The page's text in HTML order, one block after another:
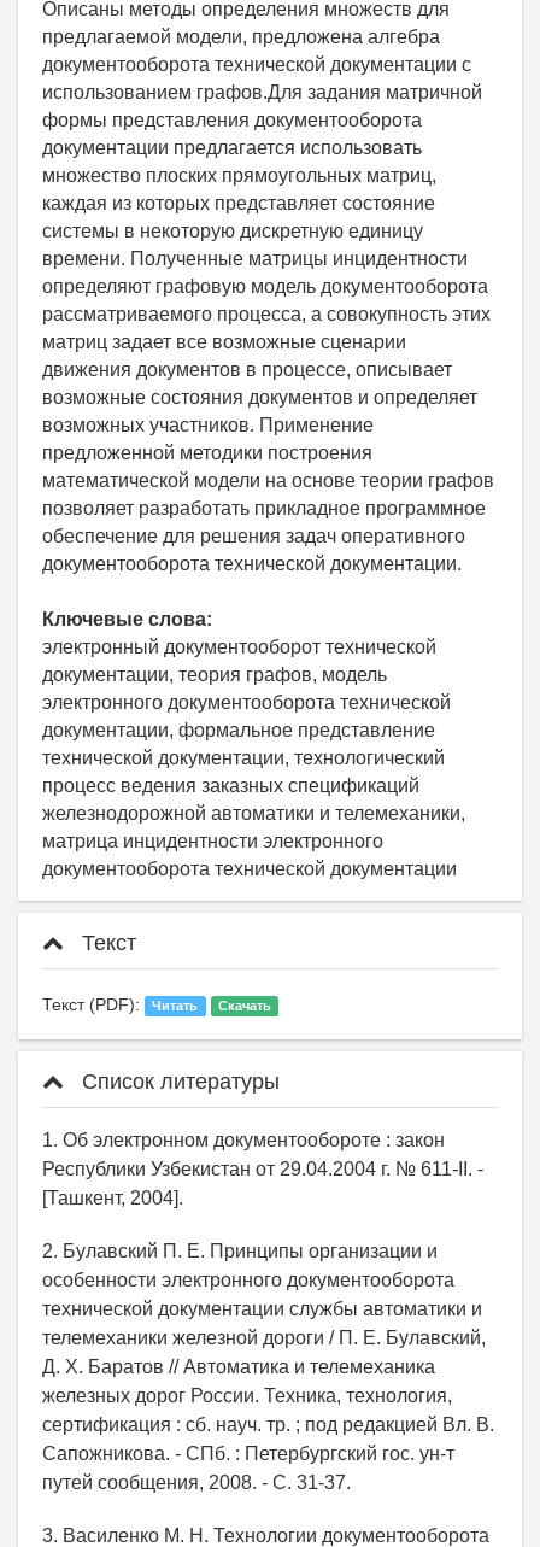
Описаны методы определения множеств для
предлагаемой модели, предложена алгебра
документооборота технической документации с
использованием графов.Для задания матричной
формы представления документооборота
документации предлагается использовать
множество плоских прямоугольных матриц,
каждая из которых представляет состояние
системы в некоторую дискретную единицу
времени. Полученные матрицы инцидентности
определяют графовую модель документооборота
рассматриваемого процесса, а совокупность этих
матриц задает все возможные сценарии
движения документов в процессе, описывает
возможные состояния документов и определяет
возможных участников. Применение
предложенной методики построения
математической модели на основе теории графов
позволяет разработать прикладное программное
обеспечение для решения задач оперативного
документооборота технической документации.
Ключевые слова:
электронный документооборот технической
документации, теория графов, модель
электронного документооборота технической
документации, формальное представление
технической документации, технологический
процесс ведения заказных спецификаций
железнодорожной автоматики и телемеханики,
матрица инцидентности электронного
документооборота технической документации
Текст
Текст (PDF): Читать Скачать
Список литературы
1. Об электронном документообороте : закон
Республики Узбекистан от 29.04.2004 г. № 611-II. -
[Ташкент, 2004].
2. Булавский П. Е. Принципы организации и
особенности электронного документооборота
технической документации службы автоматики и
телемеханики железной дороги / П. Е. Булавский,
Д. Х. Баратов // Автоматика и телемеханика
железных дорог России. Техника, технология,
сертификация : сб. науч. тр. ; под редакцией Вл. В.
Сапожникова. - СПб. : Петербургский гос. ун-т
путей сообщения, 2008. - С. 31-37.
3. Василенко М. Н. Технологии документооборота